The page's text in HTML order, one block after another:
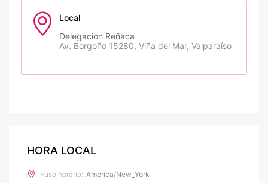
Local
Delegación Reñaca
Av. Borgoño 15280, Viña del Mar, Valparaíso
HORA LOCAL
Fuso horário: America/New_York